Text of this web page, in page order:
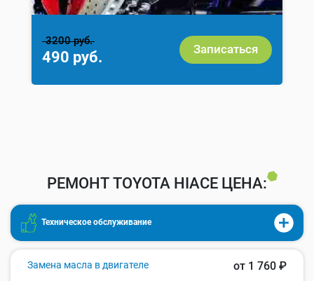
3200 руб.
490 руб. Записаться
РЕМОНТ TOYOTA HIACE ЦЕНА:
Техническое обслуживание
Замена масла в двигателе от 1 760 ₽